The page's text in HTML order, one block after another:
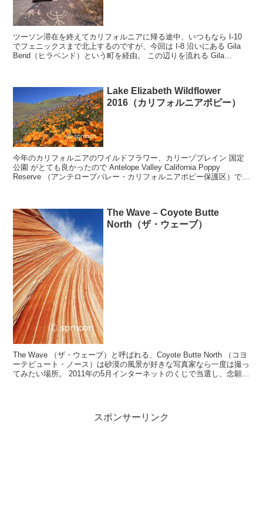
ツーソン滞在を終えてカリフォルニアに帰る途中、いつもなら I-10
でフェニックスまで北上するのですが、今回は I-8 沿いにある Gila
Bend（ヒラベンド）という町を経由。 この辺りを流れる Gila
Lake Elizabeth Wildflower
2016（カリフォルニアポピー）
今年のカリフォルニアのワイルドフラワー、カリーゾプレイン 国定
公園 がとても良かったので Antelope Valley California Poppy
Reserve （アンテロープバレー・カリフォルニアポピー保護区）での
The Wave – Coyote Butte
North（ザ・ウェーブ）
The Wave （ザ・ウェーブ）と呼ばれる、Coyote Butte North （コヨ
ーテビュート・ノース）は砂漠の風景が好きな写真家なら一度は撮っ
てみたい場所。 2011年の5月インターネットのくじで当選し、念願か
スポンサーリンク